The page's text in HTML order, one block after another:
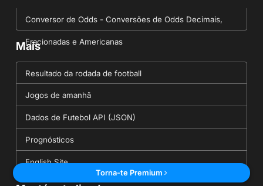
Conversor de Odds - Conversões de Odds Decimais,
Fracionadas e Americanas
Mais
Resultado da rodada de football
Jogos de amanhã
Dados de Futebol API (JSON)
Prognósticos
English Site
Torna-te Premium